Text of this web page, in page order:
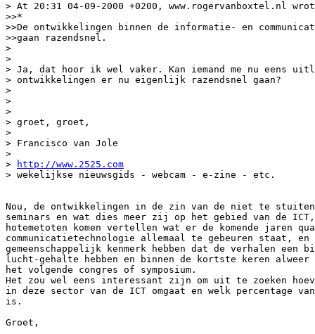
> At 20:31 04-09-2000 +0200, www.rogervanboxtel.nl
>>*
>>De ontwikkelingen binnen de informatie- en
>>gaan razendsnel.
>
>
> Ja, dat hoor ik wel vaker. Kan iemand me nu eens
> ontwikkelingen er nu eigenlijk razendsnel gaan?
>
>
>
> groet, groet,
>
> Francisco van Jole
>
>
http://www.2525.com
> wekelijkse nieuwsgids - webcam - e-zine - etc.
Nou, de ontwikkelingen in de zin van de niet te
seminars en wat dies meer zij op het gebied van de
hotemetoten komen vertellen wat er de komende jaren
communicatietechnologie allemaal te gebeuren staat,
gemeenschappelijk kenmerk hebben dat de verhalen een
lucht-gehalte hebben en binnen de kortste keren
het volgende congres of symposium.
Het zou wel eens interessant zijn om uit te zoeken
in deze sector van de ICT omgaat en welk percentage
is.
Groet,